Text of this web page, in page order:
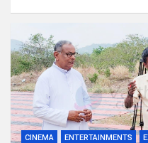
CINEMA ENTERTAINMENTS